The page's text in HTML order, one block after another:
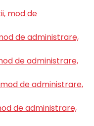
mod de
de administrare,
de administrare,
de administrare,
de administrare,